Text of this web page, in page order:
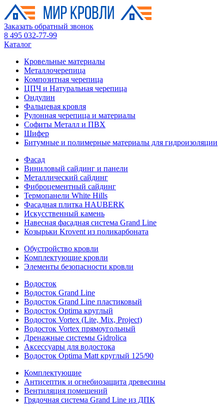
Заказать обратный звонок
8 495 032-77-99
Каталог
Кровельные материалы
Металлочерепица
Композитная черепица
ЦПЧ и Натуральная черепица
Ондулин
Фальцевая кровля
Рулонная черепица и материалы
Софиты Металл и ПВХ
Шифер
Битумные и полимерные материалы для гидроизоляции
Фасад
Виниловый сайдинг и панели
Металлический сайдинг
Фиброцементный сайдинг
Термопанели White Hills
Фасадная плитка HAUBERK
Искусственный камень
Навесная фасадная система Grand Line
Козырьки Krovent из поликарбоната
Обустройство кровли
Комплектующие кровли
Элементы безопасности кровли
Водосток
Водосток Grand Line
Водосток Grand Line пластиковый
Водосток Optima круглый
Водосток Vortex (Lite, Mix, Project)
Водосток Vortex прямоугольный
Дренажные системы Gidrolica
Аксессуары для водостока
Водосток Optima Matt круглый 125/90
Комплектующие
Антисептик и огнебиозащита древесины
Вентиляция помещений
Грядочная система Grand Line из ДПК